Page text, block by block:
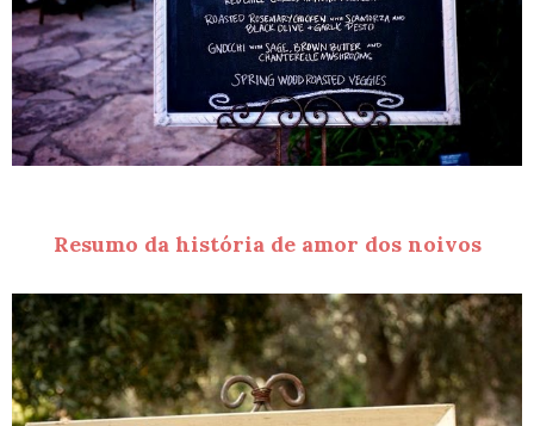
Resumo da história de amor dos noivos